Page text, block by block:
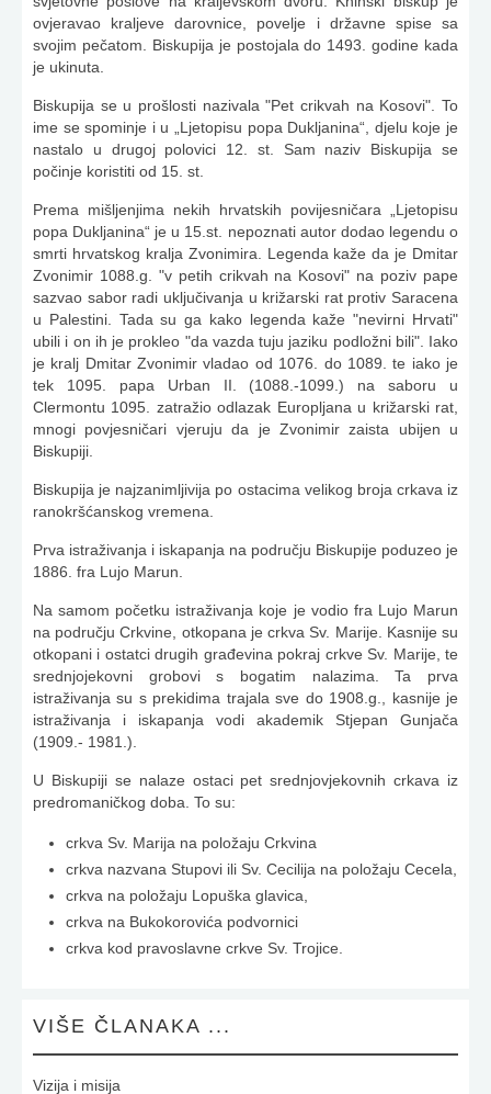
ovjeravao kraljeve darovnice, povelje i državne spise sa
svojim pečatom. Biskupija je postojala do 1493. godine kada
je ukinuta.
Biskupija se u prošlosti nazivala "Pet crikvah na Kosovi". To
ime se spominje i u „Ljetopisu popa Dukljanina“, djelu koje je
nastalo u drugoj polovici 12. st. Sam naziv Biskupija se
počinje koristiti od 15. st.
Prema mišljenjima nekih hrvatskih povijesničara „Ljetopisu
popa Dukljanina“ je u 15.st. nepoznati autor dodao legendu o
smrti hrvatskog kralja Zvonimira. Legenda kaže da je Dmitar
Zvonimir 1088.g. "v petih crikvah na Kosovi" na poziv pape
sazvao sabor radi uključivanja u križarski rat protiv Saracena
u Palestini. Tada su ga kako legenda kaže "nevirni Hrvati"
ubili i on ih je prokleo "da vazda tuju jaziku podložni bili". Iako
je kralj Dmitar Zvonimir vladao od 1076. do 1089. te iako je
tek 1095. papa Urban II. (1088.-1099.) na saboru u
Clermontu 1095. zatražio odlazak Europljana u križarski rat,
mnogi povjesničari vjeruju da je Zvonimir zaista ubijen u
Biskupiji.
Biskupija je najzanimljivija po ostacima velikog broja crkava iz
ranokršćanskog vremena.
Prva istraživanja i iskapanja na području Biskupije poduzeo je
1886. fra Lujo Marun.
Na samom početku istraživanja koje je vodio fra Lujo Marun
na području Crkvine, otkopana je crkva Sv. Marije. Kasnije su
otkopani i ostatci drugih građevina pokraj crkve Sv. Marije, te
srednjojekovni grobovi s bogatim nalazima. Ta prva
istraživanja su s prekidima trajala sve do 1908.g., kasnije je
istraživanja i iskapanja vodi akademik Stjepan Gunjača
(1909.- 1981.).
U Biskupiji se nalaze ostaci pet srednjovje­kovnih crkava iz
predromaničkog doba. To su:
crkva Sv. Marija na položaju Crkvina
crkva nazvana Stupovi ili Sv. Cecilija na položaju Cecela,
crkva na položaju Lopuška glavica,
crkva na Bukokorovića podvornici
crkva kod pravoslavne crkve Sv. Trojice.
VIŠE ČLANAKA ...
Vizija i misija